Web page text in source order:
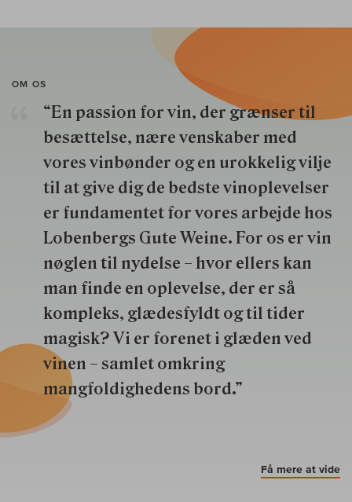
OM OS
“En passion for vin, der grænser til
besættelse, nære venskaber med
vores vinbønder og en urokkelig vilje
til at give dig de bedste vinoplevelser
er fundamentet for vores arbejde hos
Lobenbergs Gute Weine. For os er vin
nøglen til nydelse – hvor ellers kan
man finde en oplevelse, der er så
kompleks, glædesfyldt og til tider
magisk? Vi er forenet i glæden ved
vinen – samlet omkring
mangfoldighedens bord.”
Få mere at vide